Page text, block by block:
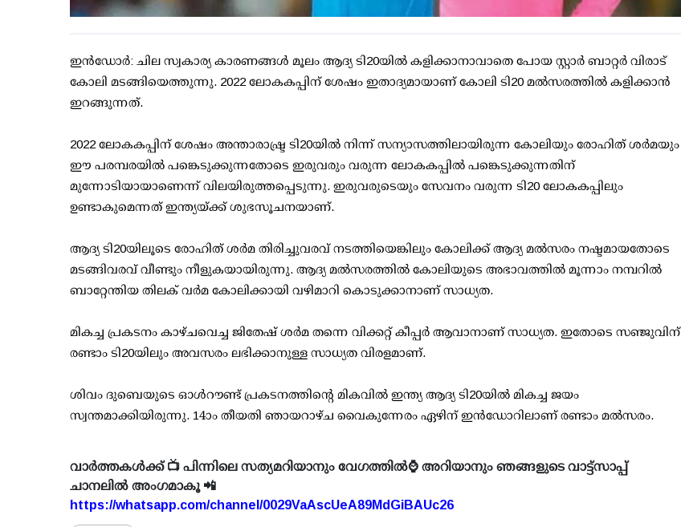
ഇന്‍ഡോര്‍: ചില സ്വകാര്യ കാരണങ്ങള്‍ മൂലം ആദ്യ ടി20യില്‍ കളിക്കാനാവാതെ പോയ സ്റ്റാര്‍ ബാറ്റര്‍ വിരാട്
കോലി മടങ്ങിയെത്തുന്നു. 2022 ലോകകപ്പിന് ശേഷം ഇതാദ്യമായാണ് കോലി ടി20 മല്‍സരത്തില്‍ കളിക്കാന്‍
ഇറങ്ങുന്നത്.
2022 ലോകകപ്പിന് ശേഷം അന്താരാഷ്ട്ര ടി20യില്‍ നിന്ന് സന്യാസത്തിലായിരുന്ന കോലിയും രോഹിത് ശര്‍മയും
ഈ പരമ്പരയില്‍ പങ്കെടുക്കുന്നതോടെ ഇരുവരും വരുന്ന ലോകകപ്പില്‍ പങ്കെടുക്കുന്നതിന്
മുന്നോടിയായാണെന്ന് വിലയിരുത്തപ്പെടുന്നു. ഇരുവരുടെയും സേവനം വരുന്ന ടി20 ലോകകപ്പിലും
ഉണ്ടാകുമെന്നത് ഇന്ത്യയ്ക്ക് ശുഭസൂചനയാണ്.
ആദ്യ ടി20യിലൂടെ രോഹിത് ശര്‍മ തിരിച്ചുവരവ് നടത്തിയെങ്കിലും കോലിക്ക് ആദ്യ മല്‍സരം നഷ്ടമായതോടെ
മടങ്ങിവരവ് വീണ്ടും നീളുകയായിരുന്നു. ആദ്യ മല്‍സരത്തില്‍ കോലിയുടെ അഭാവത്തില്‍ മൂന്നാം നമ്പറില്‍
ബാറ്റേന്തിയ തിലക് വര്‍മ കോലിക്കായി വഴിമാറി കൊടുക്കാനാണ് സാധ്യത.
മികച്ച പ്രകടനം കാഴ്ചവെച്ച ജിതേഷ് ശര്‍മ തന്നെ വിക്കറ്റ് കീപ്പര്‍ ആവാനാണ് സാധ്യത. ഇതോടെ സഞ്ജുവിന്
രണ്ടാം ടി20യിലും അവസരം ലഭിക്കാനുള്ള സാധ്യത വിരളമാണ്.
ശിവം ദുബെയുടെ ഓള്‍റൗണ്ട് പ്രകടനത്തിന്റെ മികവില്‍ ഇന്ത്യ ആദ്യ ടി20യില്‍ മികച്ച ജയം
സ്വന്തമാക്കിയിരുന്നു. 14ാം തീയതി ഞായറാഴ്ച വൈകുന്നേരം ഏഴിന് ഇന്‍ഡോറിലാണ് രണ്ടാം മല്‍സരം.
വാർത്തകൾക്ക് 📺 പിന്നിലെ സത്യമറിയാനും വേഗത്തിൽ⌚ അറിയാനും ഞങ്ങളുടെ വാട്ട്സാപ്പ്
ചാനലിൽ അംഗമാകൂ 📲
https://whatsapp.com/channel/0029VaAscUeA89MdGiBAUc26